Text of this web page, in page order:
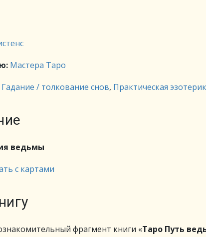
Мастера Таро
Гадание / толкование снов, Практическая
ведьмы
с картами
фрагмент книги «Таро Путь